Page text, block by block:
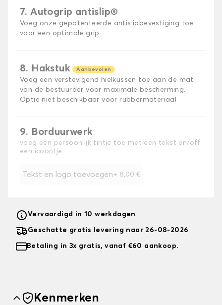
7. Autogrip antislip®
Voeg onze gepatenteerde antislipbevestiging toe
voor een optimale grip
8. Hakstuk Aanbevolen
Voeg een verstevigend hielkussen toe aan de mat
van de bestuurder voor maximale bescherming.
Optie niet beschikbaar voor rubbermateriaal
9. Borduurwerk
voeg een persoonlijk tintje toe met een tekst en/off
een icoontje
Tekst en logo toevoegen+ 8,00 €
Vervaardigd in 10 werkdagen
Geschatte gratis levering naar 26-08-2026
Betaling in 3x gratis, vanaf €60 aankoop.
Kenmerken